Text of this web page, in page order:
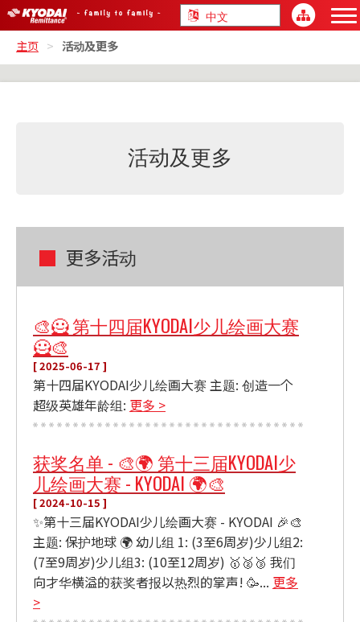
主页 > 活动及更多
活动及更多
更多活动
🎨🦸 第十四届KYODAI少儿绘画大赛
🦸🎨
[ 2025-06-17 ]
第十四届KYODAI少儿绘画大赛 主题: 创造一个
超级英雄年龄组: 更多 >
获奖名单 - 🎨🌍 第十三届KYODAI少
儿绘画大赛 - KYODAI 🌍🎨
[ 2024-10-15 ]
✨第十三届KYODAI少儿绘画大赛 - KYODAI 🎉🎨
主题: 保护地球 🌍 幼儿组 1: (3至6周岁)少儿组2:
(7至9周岁)少儿组3: (10至12周岁) 🥇🥈🥉 我们
向才华横溢的获奖者报以热烈的掌声! 🥳... 更多
>